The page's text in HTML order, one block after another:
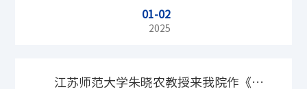
《以“了”为例谈虚词研究的方法理
01-02
2025
江苏师范大学朱晓农教授来我院作《声